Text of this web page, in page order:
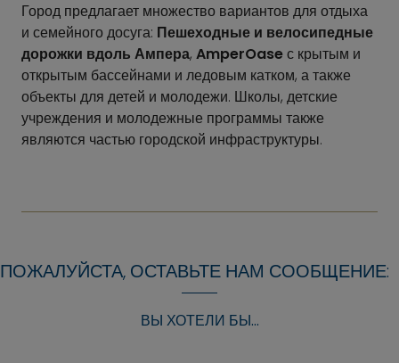
Город предлагает множество вариантов для отдыха
и семейного досуга: Пешеходные и велосипедные
дорожки вдоль Ампера, AmperOaseс крытым и
открытым бассейнами и ледовым катком, а также
объекты для детей и молодежи. Школы, детские
учреждения и молодежные программы также
являются частью городской инфраструктуры.
ПОЖАЛУЙСТА, ОСТАВЬТЕ НАМ СООБЩЕНИЕ:
ВЫ ХОТЕЛИ БЫ...